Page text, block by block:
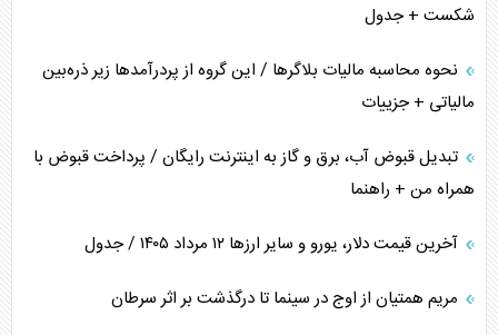
شکست + جدول
نحوه محاسبه مالیات بلاگر‌ها / این گروه از پردرآمد‌ها زیر ذره‌بین
مالیاتی + جزییات
تبدیل قبوض آب، برق و گاز به اینترنت رایگان / پرداخت قبوض با
همراه من + راهنما
آخرین قیمت دلار، یورو و سایر ارز‌ها ۱۲ مرداد ۱۴۰۵ / جدول
مریم همتیان از اوج در سینما تا درگذشت بر اثر سرطان